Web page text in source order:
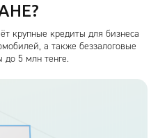
крупные кредиты для бизнеса
а также беззалоговые
до 5 млн тенге.